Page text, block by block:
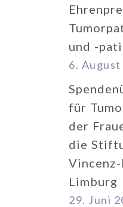
und -
6.
für
der
die
Limburg
29. Juni